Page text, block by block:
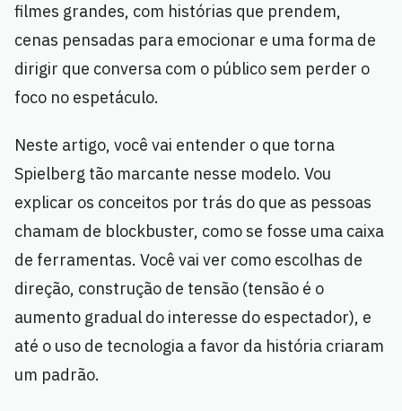
filmes grandes, com histórias que prendem,
cenas pensadas para emocionar e uma forma de
dirigir que conversa com o público sem perder o
foco no espetáculo.
Neste artigo, você vai entender o que torna
Spielberg tão marcante nesse modelo. Vou
explicar os conceitos por trás do que as pessoas
chamam de blockbuster, como se fosse uma caixa
de ferramentas. Você vai ver como escolhas de
direção, construção de tensão (tensão é o
aumento gradual do interesse do espectador), e
até o uso de tecnologia a favor da história criaram
um padrão.